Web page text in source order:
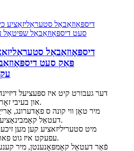
דיספּאָוזאַבאַל
פּאַק סעט
און בעיבי זאָרגן בעת געבורט.
דעטאַל קאָמבינאַציעס, פּאַקינג אופֿן.
מיט סטעריליזאציע קען מען
עפעקט איז גוט פאר א לאנגע צייט.